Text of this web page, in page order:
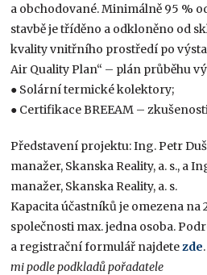
a obchodované. Minimálně 95 %
stavbě je tříděno a odkloněno od
kvality vnitřního prostředí po
Air Quality Plan“ – plán průběhu
● Solární termické kolektory;
● Certifikace BREEAM –
Představení projektu: Ing. Petr
manažer, Skanska Reality, a. s., a
manažer, Skanska Reality, a. s.
Kapacita účastníků je omezena na
společnosti max. jedna osoba.
a registrační formulář najdete zde.
mi podle podkladů pořadatele